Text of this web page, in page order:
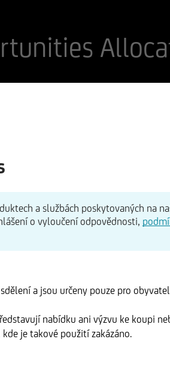
a službách poskytovaných na
o vyloučení odpovědnosti,
a jsou určeny pouze pro
nabídku ani výzvu ke koupi
je takové použití zakázáno.